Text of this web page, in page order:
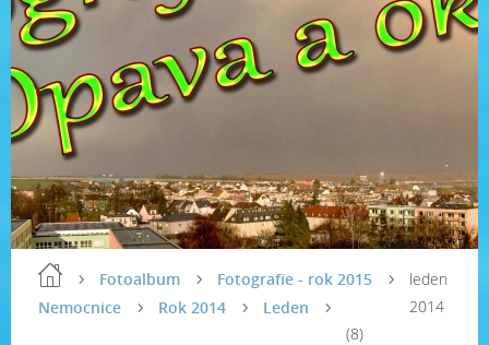
Fotoalbum
Fotografie - rok 2015
Nemocnice
Rok 2014 Leden
leden
2014
(8)